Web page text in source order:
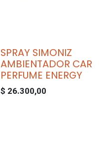
SPRAY SIMONIZ
AMBIENTADOR CAR
PERFUME ENERGY
$ 26.300,00